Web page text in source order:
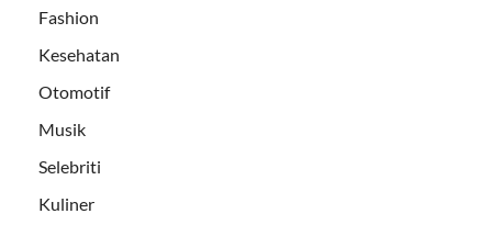
Fashion
Kesehatan
Otomotif
Musik
Selebriti
Kuliner